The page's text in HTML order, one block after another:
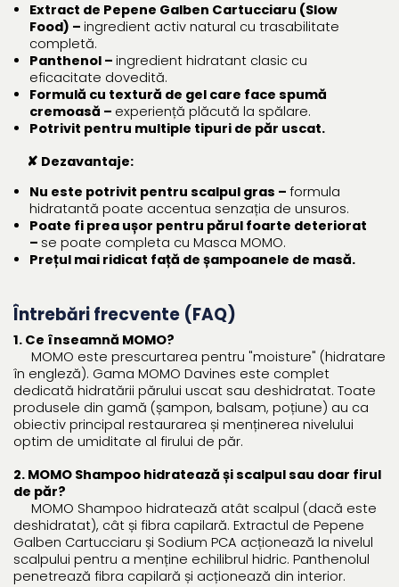
Extract de Pepene Galben Cartucciaru (Slow
Food) – ingredient activ natural cu trasabilitate
completă.
Panthenol – ingredient hidratant clasic cu
eficacitate dovedită.
Formulă cu textură de gel care face spumă
cremoasă – experiență plăcută la spălare.
Potrivit pentru multiple tipuri de păr uscat.
✘ Dezavantaje:
Nu este potrivit pentru scalpul gras – formula
hidratantă poate accentua senzația de unsuros.
Poate fi prea ușor pentru părul foarte deteriorat
– se poate completa cu Masca MOMO.
Prețul mai ridicat față de șampoanele de masă.
Întrebări frecvente (FAQ)
1. Ce înseamnă MOMO?
MOMO este prescurtarea pentru "moisture" (hidratare
în engleză). Gama MOMO Davines este complet
dedicată hidratării părului uscat sau deshidratat. Toate
produsele din gamă (șampon, balsam, poțiune) au ca
obiectiv principal restaurarea și menținerea nivelului
optim de umiditate al firului de păr.
2. MOMO Shampoo hidratează și scalpul sau doar firul
de păr?
MOMO Shampoo hidratează atât scalpul (dacă este
deshidratat), cât și fibra capilară. Extractul de Pepene
Galben Cartucciaru și Sodium PCA acționează la nivelul
scalpului pentru a menține echilibrul hidric. Panthenolul
penetrează fibra capilară și acționează din interior.